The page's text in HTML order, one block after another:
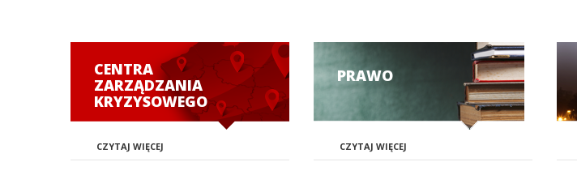
CENTRA
ZARZĄDZANIA
KRYZYSOWEGO
CZYTAJ WIĘCEJ
PRAWO
CZYTAJ WIĘCEJ